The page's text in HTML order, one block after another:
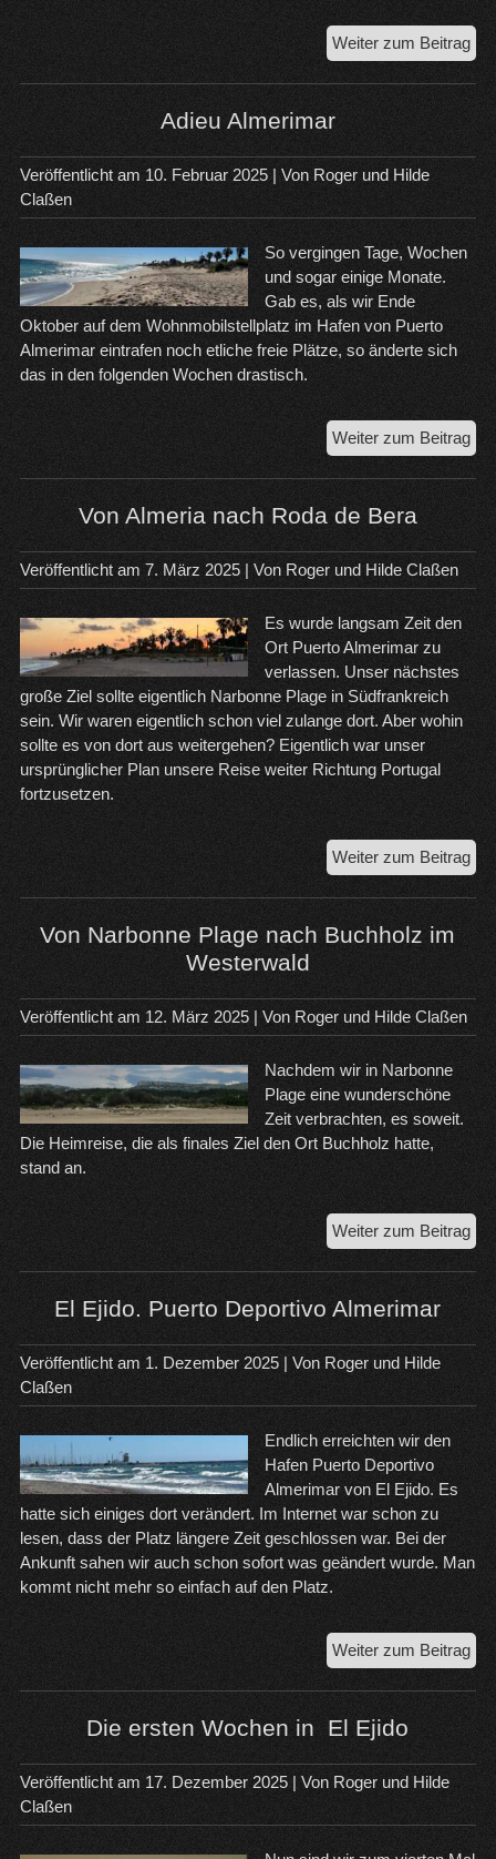
Weiter zum Beitrag
in
Adieu Almerimar
Veröffentlicht am 10. Februar 2025| Von Roger und Hilde
Claßen
So vergingen Tage, Wochen
und sogar einige Monate.
Gab es, als wir Ende
Oktober auf dem Wohnmobilstellplatz im Hafen von Puerto
Almerimar eintrafen noch etliche freie Plätze, so änderte sich
das in den folgenden Wochen drastisch.
Weiter zum Beitrag
Von Almeria nach Roda de Bera
Veröffentlicht am 7. März 2025| Von Roger und Hilde Claßen
Es wurde langsam Zeit den
Ort Puerto Almerimar zu
verlassen. Unser nächstes
große Ziel sollte eigentlich Narbonne Plage in Südfrankreich
sein. Wir waren eigentlich schon viel zulange dort. Aber wohin
sollte es von dort aus weitergehen? Eigentlich war unser
ursprünglicher Plan unsere Reise weiter Richtung Portugal
fortzusetzen.
Weiter zum Beitrag
Von Narbonne Plage nach Buchholz im
Westerwald
Veröffentlicht am 12. März 2025| Von Roger und Hilde Claßen
Nachdem wir in Narbonne
Plage eine wunderschöne
Zeit verbrachten, es soweit.
Die Heimreise, die als finales Ziel den Ort Buchholz hatte,
stand an.
Weiter zum Beitrag
im
El Ejido. Puerto Deportivo Almerimar
Veröffentlicht am 1. Dezember 2025| Von Roger und Hilde
Claßen
Endlich erreichten wir den
Hafen Puerto Deportivo
Almerimar von El Ejido. Es
hatte sich einiges dort verändert. Im Internet war schon zu
lesen, dass der Platz längere Zeit geschlossen war. Bei der
Ankunft sahen wir auch schon sofort was geändert wurde. Man
kommt nicht mehr so einfach auf den Platz.
Weiter zum BeitragEl
Die ersten Wochen in El Ejido
Veröffentlicht am 17. Dezember 2025| VonRoger und Hilde
Claßen